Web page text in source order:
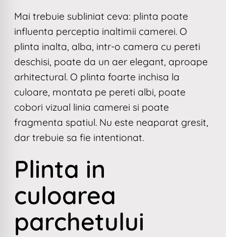
Mai trebuie subliniat ceva: plinta poate
influenta perceptia inaltimii camerei. O
plinta inalta, alba, intr-o camera cu pereti
deschisi, poate da un aer elegant, aproape
arhitectural. O plinta foarte inchisa la
culoare, montata pe pereti albi, poate
cobori vizual linia camerei si poate
fragmenta spatiul. Nu este neaparat gresit,
dar trebuie sa fie intentionat.
Plinta in
culoarea
parchetului